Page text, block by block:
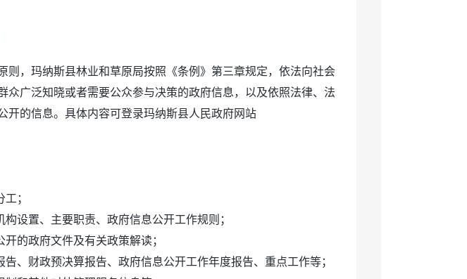
则，玛纳斯县林业和草原局按照《条例》第三章规定，依法向社会
众广泛知晓或者需要公众参与决策的政府信息，以及依照法律、法
开的信息。具体内容可登录玛纳斯县人民政府网站
；
设置、主要职责、政府信息公开工作规则；
的政府文件及有关政策解读；
、财政预决算报告、政府信息公开工作年度报告、重点工作等；